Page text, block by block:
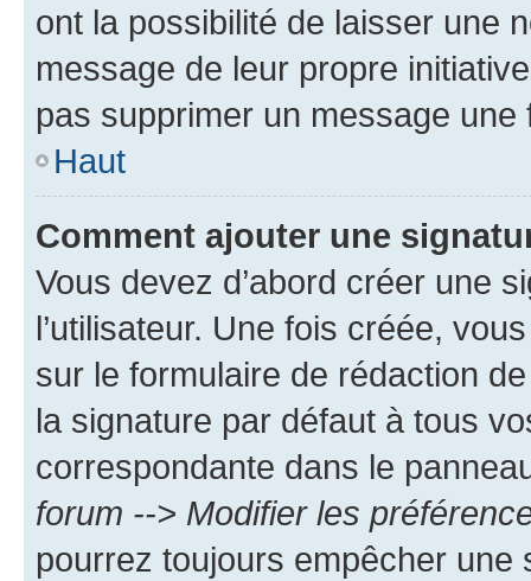
ont la possibilité de laisser une
message de leur propre
pas supprimer un message une
Haut
Comment ajouter une
Vous devez d’abord créer une
l’utilisateur. Une fois créée,
sur le formulaire de rédaction
la signature par défaut à tous
correspondante dans le
forum --> Modifier les
pourrez toujours empêcher une